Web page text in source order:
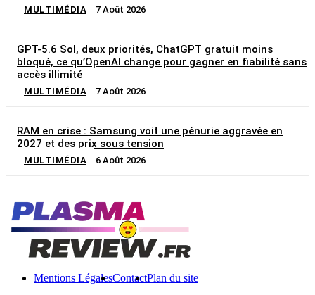
MULTIMÉDIA 7 Août 2026
GPT-5.6 Sol, deux priorités, ChatGPT gratuit moins
bloqué, ce qu’OpenAI change pour gagner en fiabilité sans
accès illimité
MULTIMÉDIA 7 Août 2026
RAM en crise : Samsung voit une pénurie aggravée en
2027 et des prix sous tension
MULTIMÉDIA 6 Août 2026
Mentions LégalesContactPlan du site